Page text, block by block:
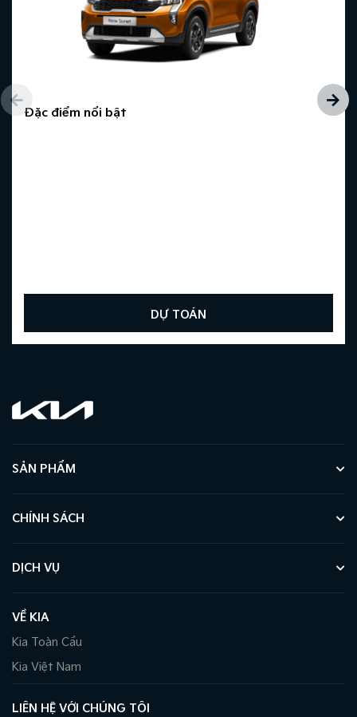
Đặc điểm nổi bật
DỰ TOÁN
SẢN PHẨM
CHÍNH SÁCH
DỊCH VỤ
VỀ KIA
Kia Toàn Cầu
Kia Việt Nam
LIÊN HỆ VỚI CHÚNG TÔI